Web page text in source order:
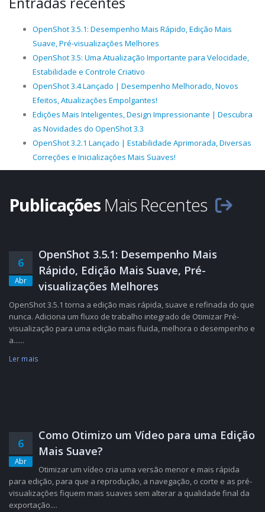
OpenShot 3.5.1: Desempenho Mais Rápido, Edição Mais
Suave, Pré-visualizações Melhores
OpenShot 3.5: Uma Atualização Importante para Velocidade,
Estabilidade e Controle Criativo
OpenShot 3.4 Lançado | Desempenho Melhorado, Novos
Efeitos, Atualizações Empolgantes!
Edições Mais Inteligentes, Design Impressionante | Descubra
as Novidades do OpenShot 3.3
OpenShot 3.2.1 Lançado | Estabilidade Aprimorada, Diversas
Correções e Inicializações Mais Suaves!
Publicações Mais Recentes
6
Abr
OpenShot 3.5.1: Desempenho Mais
Rápido, Edição Mais Suave, Pré-
visualizações Melhores
OpenShot 3.5.1 torna a edição mais rápida, suave e refinada do que
nunca. Adiciona um fluxo de trabalho integrado de Otimizar Pré-
visualização para uma edição mais fluida, melhora o desempenho e
a......
Ler mais
6
Abr
Como Otimizo um Vídeo para uma Edição
Mais Suave?
Otimizar um vídeo cria uma versão menor e mais rápida
para edição, para que a reprodução, a navegação, o corte e as pré-
visualizações fiquem mais suaves sem alterar a qualidade final da
exportação....